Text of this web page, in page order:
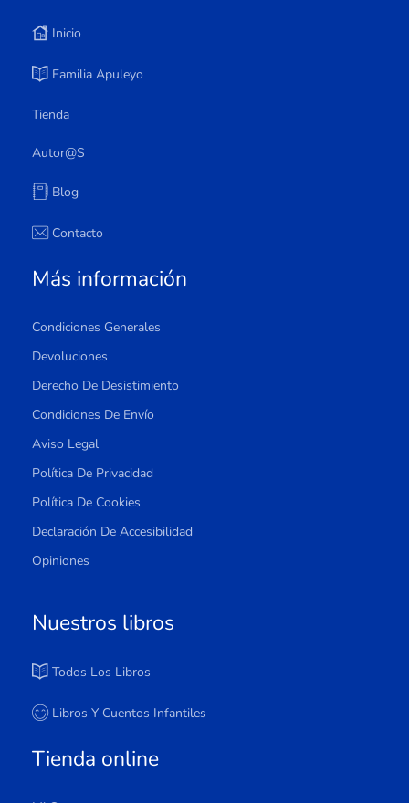
Inicio
Familia Apuleyo
Tienda
Autor@s
Blog
Contacto
Más información
Condiciones Generales
Devoluciones
Derecho De Desistimiento
Condiciones De Envío
Aviso Legal
Política De Privacidad
Política De Cookies
Declaración De Accesibilidad
Opiniones
Nuestros libros
Todos Los Libros
Libros Y Cuentos Infantiles
Tienda online